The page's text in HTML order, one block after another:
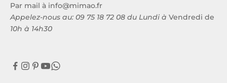
Par mail à info@mimao.fr
Appelez-nous au: 09 75 18 72 08 du Lundi à Vendredi de
10h à 14h30